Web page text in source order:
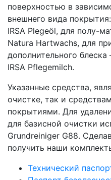
поверхностью в
внешнего вида
IRSA Plegeöl, для полу-
Natura Hartwachs, для
дополнительного
IRSA Pflegemilch.
Указанные средства,
очистке, так и
покрытиями. Для
для базисной очистки
Grundreiniger G88.
получить наши
Технический